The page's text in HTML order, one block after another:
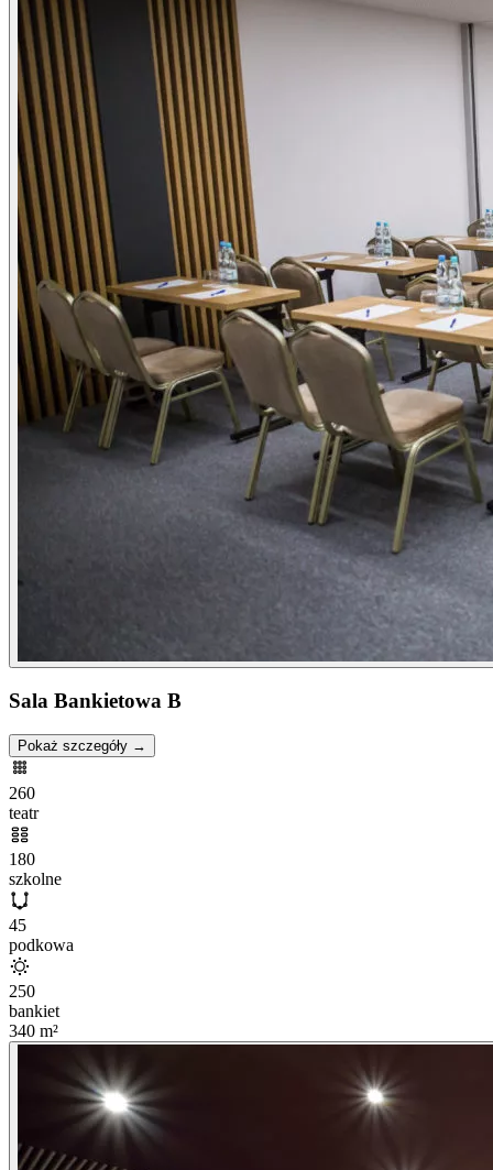
Sala Bankietowa B
Pokaż szczegóły →
260
teatr
180
szkolne
45
podkowa
250
bankiet
340 m²